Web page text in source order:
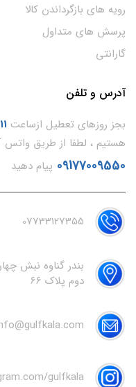
رویه های بازگرداندن کالا
پرسش های متداول
گارانتی
آدرس و تلفن
بجز روزهای تعطیل ازساعت 11
هستیم ، لطفا از طریق واتس
09177009550 پیام دهید
07733127355
بندر گناوه نبش
دوم پلاک 66
gulfkala